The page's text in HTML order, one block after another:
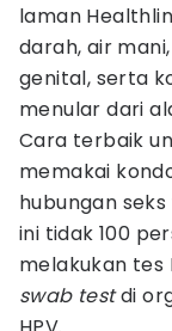
laman
darah, air
genital, serta
menular dari
Cara terbaik
memakai
hubungan
ini tidak 100
melakukan tes
swab testdi